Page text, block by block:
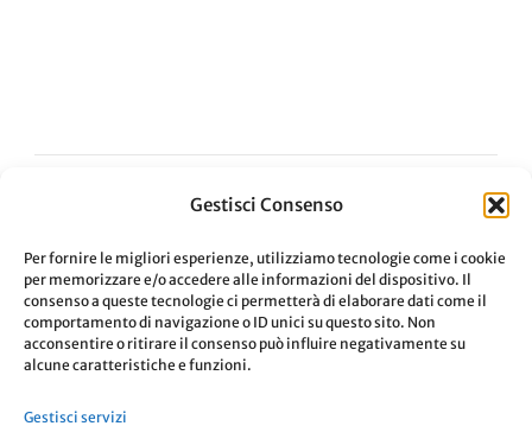
Gestisci Consenso
Per fornire le migliori esperienze, utilizziamo tecnologie come i cookie
per memorizzare e/o accedere alle informazioni del dispositivo. Il
consenso a queste tecnologie ci permetterà di elaborare dati come il
comportamento di navigazione o ID unici su questo sito. Non
acconsentire o ritirare il consenso può influire negativamente su
alcune caratteristiche e funzioni.
Gestisci servizi
Foto da smartphone, eccesso di
realtà?